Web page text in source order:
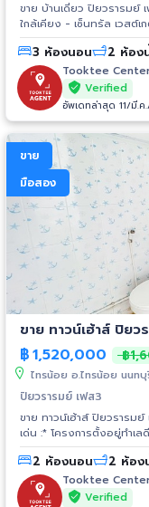
ขาย บ้านเดี่ยว ปิยวรารมย์ เ
ใกล้เคียง - เซ็นทรัล เวสต์เกต - บิ๊กซี - โรงพยาบาลเกษมราษฎร์ - โรงเรีย
รีย์วิทยา - โรงเรียนกสิณธร
3 ห้องนอน 2 ห้อง
Tooktee
Verified
อัพเดทล่าสุด 11/มี.ค
ขาย
มือสอง
฿1,520,000 ฿
ไทรน้อย อ.ไทรน้อย นนทบุ
ปิยวรารมย์ เฟส3
ขาย ทาวน์เฮ้าส์ ปิยวรารมย์
เด่น :* โครงการตั้งอยู่ทำเล
และรถไฟฟ้าสายสีม่วง สถานีคลองบางไผ่ สถานที่ใก
- บิ๊กซี - โรงพยาบาลเกษมร
2 ห้องนอน 2 ห้อง
Tooktee
Verified